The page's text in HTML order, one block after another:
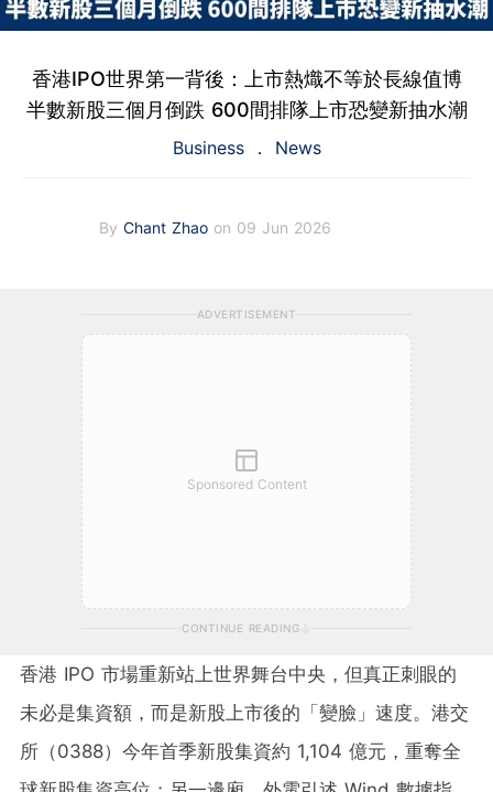
香港IPO世界第一背後：上市熱熾不等於長線值博
半數新股三個月倒跌 600間排隊上市恐變新抽水潮
Business News
By Chant Zhao on 09 Jun 2026
ADVERTISEMENT
Sponsored Content
CONTINUE READING
香港 IPO 市場重新站上世界舞台中央，但真正刺眼的
未必是集資額，而是新股上市後的「變臉」速度。港交
所（0388）今年首季新股集資約 1,104 億元，重奪全